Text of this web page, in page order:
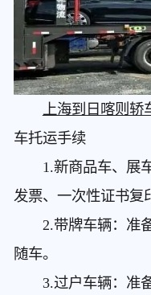
上海到日喀则轿
车托运手续
1.新商品车、展车
发票、一次性证书复
2.带牌车辆：准备
随车。
3.过户车辆：准备